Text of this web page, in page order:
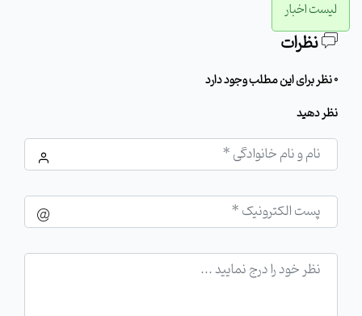
لیست اخبار
نظرات
0 نظر برای این مطلب وجود دارد
نظر دهید